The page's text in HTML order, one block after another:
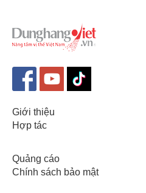
Giới thiệu
Hợp tác
Quảng cáo
Chính sách bảo mật